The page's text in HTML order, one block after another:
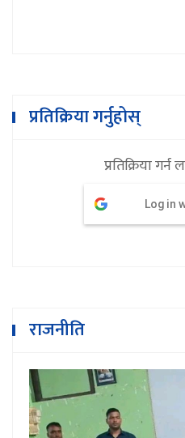
प्रतिक्रिया गर्नुहोस्
प्रतिक्रिया
Log in
राजनीति